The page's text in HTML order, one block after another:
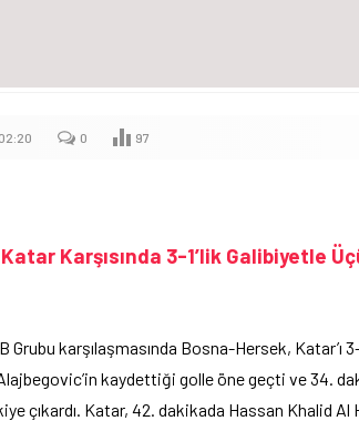
0 97
Karşısında 3-1’lik Galibiyetle
Grubu karşılaşmasında Bosna-Hersek,
kaydettiği golle öne geçti ve 34.
çıkardı. Katar, 42. dakikada Hassan Khalid Al